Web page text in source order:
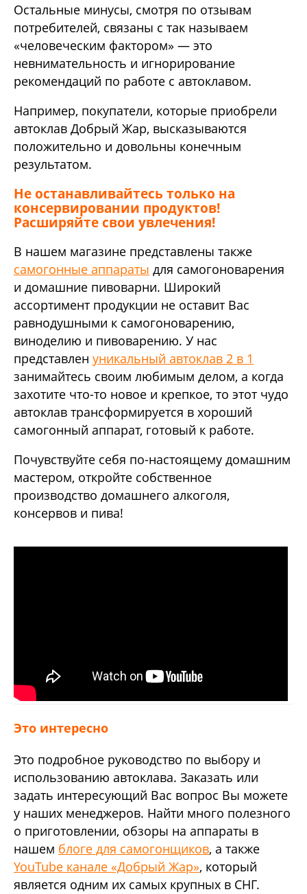
Остальные минусы, смотря по отзывам
потребителей, связаны с так называем
«человеческим фактором» — это
невнимательность и игнорирование
рекомендаций по работе с автоклавом.
Например, покупатели, которые приобрели
автоклав Добрый Жар, высказываются
положительно и довольны конечным
результатом.
Не останавливайтесь только на
консервировании продуктов!
Расширяйте свои увлечения!
В нашем магазине представлены также
самогонные аппараты для самогоноварения
и домашние пивоварни. Широкий
ассортимент продукции не оставит Вас
равнодушными к самогоноварению,
виноделию и пивоварению. У нас
представлен уникальный автоклав 2 в 1
занимайтесь своим любимым делом, а когда
захотите что-то новое и крепкое, то этот чудо
автоклав трансформируется в хороший
самогонный аппарат, готовый к работе.
Почувствуйте себя по-настоящему домашним
мастером, откройте собственное
производство домашнего алкоголя,
консервов и пива!
Это интересно
Это подробное руководство по выбору и
использованию автоклава. Заказать или
задать интересующий Вас вопрос Вы можете
у наших менеджеров. Найти много полезного
о приготовлении, обзоры на аппараты в
нашем блоге для самогонщиков, а также
YouTube канале «Добрый Жар», который
является одним их самых крупных в СНГ.